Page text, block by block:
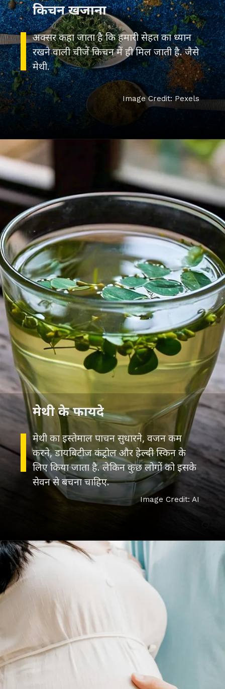
अक्सर कहा जाता है कि हमारी सेहत का ध्यान
रखने वाली चीजें किचन में ही मिल जाती है. जैसे
मेथी.
किचन खजाना
मेथी का इस्तेमाल पाचन सुधारने, वजन कम
करने, डायबिटीज कंट्रोल और हेल्दी स्किन के
लिए किया जाता है. लेकिन कुछ लोगों को इसके
सेवन से बचना चाहिए.
मेथी के फायदे
Image Credit: AI